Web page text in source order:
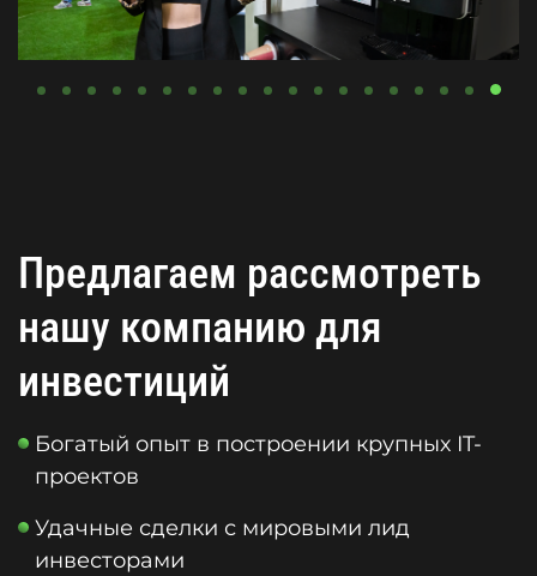
Предлагаем рассмотреть
нашу компанию для
инвестиций
Богатый опыт в построении крупных IT-
проектов
Удачные сделки с мировыми лид
инвесторами